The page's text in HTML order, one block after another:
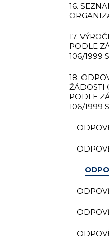
16.
17.
PODLE
106/1999
18.
ŽÁDOSTI
PODLE
106/1999